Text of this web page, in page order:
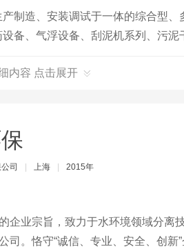
制造、安装调试于一体的综合型
备、气浮设备、刮泥机系列、污泥
内容 点击展开
司 上海 2015年
企业宗旨，致力于水环境领域分离
。恪守“诚信、专业、安全、创新